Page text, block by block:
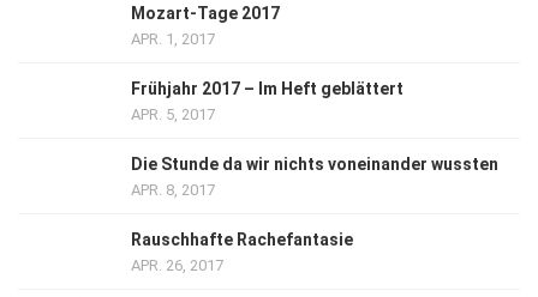
Mozart-Tage 2017
APR. 1, 2017
Frühjahr 2017 – Im Heft geblättert
APR. 5, 2017
Die Stunde da wir nichts voneinander wussten
APR. 8, 2017
Rauschhafte Rachefantasie
APR. 26, 2017